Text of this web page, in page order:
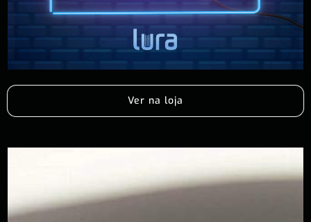
Ver na loja